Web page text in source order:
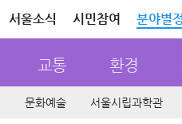
서울소식 시민참여 분야별
교통 환경
문화예술 서울시립과학관